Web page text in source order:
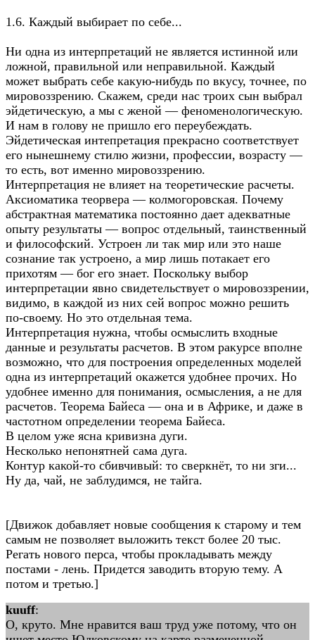
1.6. Каждый выбирает по себе...
Ни одна из интерпретаций не является истинной или
ложной, правильной или неправильной. Каждый
может выбрать себе какую-нибудь по вкусу, точнее, по
мировоззрению. Скажем, среди нас троих сын выбрал
эйдетическую, а мы с женой — феноменологическую.
И нам в голову не пришло его переубеждать.
Эйдетическая интепретация прекрасно соответствует
его нынешнему стилю жизни, профессии, возрасту —
то есть, вот именно мировоззрению.
Интерпретация не влияет на теоретические расчеты.
Аксиоматика теорвера — колмогоровская. Почему
абстрактная математика постоянно дает адекватные
опыту результаты — вопрос отдельный, таинственный
и философский. Устроен ли так мир или это наше
сознание так устроено, а мир лишь потакает его
прихотям — бог его знает. Поскольку выбор
интерпретации явно свидетельствует о мировоззрении,
видимо, в каждой из них сей вопрос можно решить
по-своему. Но это отдельная тема.
Интерпретация нужна, чтобы осмыслить входные
данные и результаты расчетов. В этом ракурсе вполне
возможно, что для построения определенных моделей
одна из интерпретаций окажется удобнее прочих. Но
удобнее именно для понимания, осмысления, а не для
расчетов. Теорема Байеса — она и в Африке, и даже в
частотном определении теорема Байеса.
В целом уже ясна кривизна дуги.
Несколько непонятней сама дуга.
Контур какой-то сбивчивый: то сверкнёт, то ни зги...
Ну да, чай, не заблудимся, не тайга.
[Движок добавляет новые сообщения к старому и тем
самым не позволяет выложить текст более 20 тыс.
Регать нового перса, чтобы прокладывать между
постами - лень. Придется заводить вторую тему. А
потом и третью.]
kuuff:
О, круто. Мне нравится ваш труд уже потому, что он